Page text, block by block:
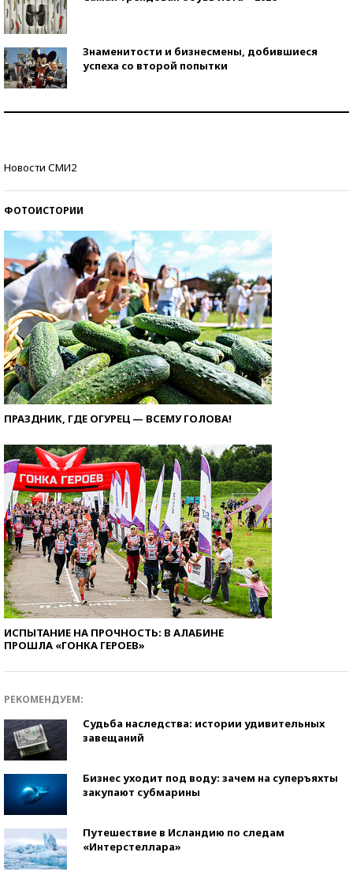
Знаменитости и бизнесмены, добившиеся
успеха со второй попытки
Новости СМИ2
ФОТОИСТОРИИ
ПРАЗДНИК, ГДЕ ОГУРЕЦ — ВСЕМУ ГОЛОВА!
ИСПЫТАНИЕ НА ПРОЧНОСТЬ: В АЛАБИНЕ
ПРОШЛА «ГОНКА ГЕРОЕВ»
РЕКОМЕНДУЕМ:
Судьба наследства: истории удивительных
завещаний
Бизнес уходит под воду: зачем на суперъяхты
закупают субмарины
Путешествие в Исландию по следам
«Интерстеллара»